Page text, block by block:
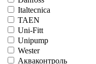
Italtecnica
TAEN
Uni-Fitt
Unipump
Wester
Акваконтроль